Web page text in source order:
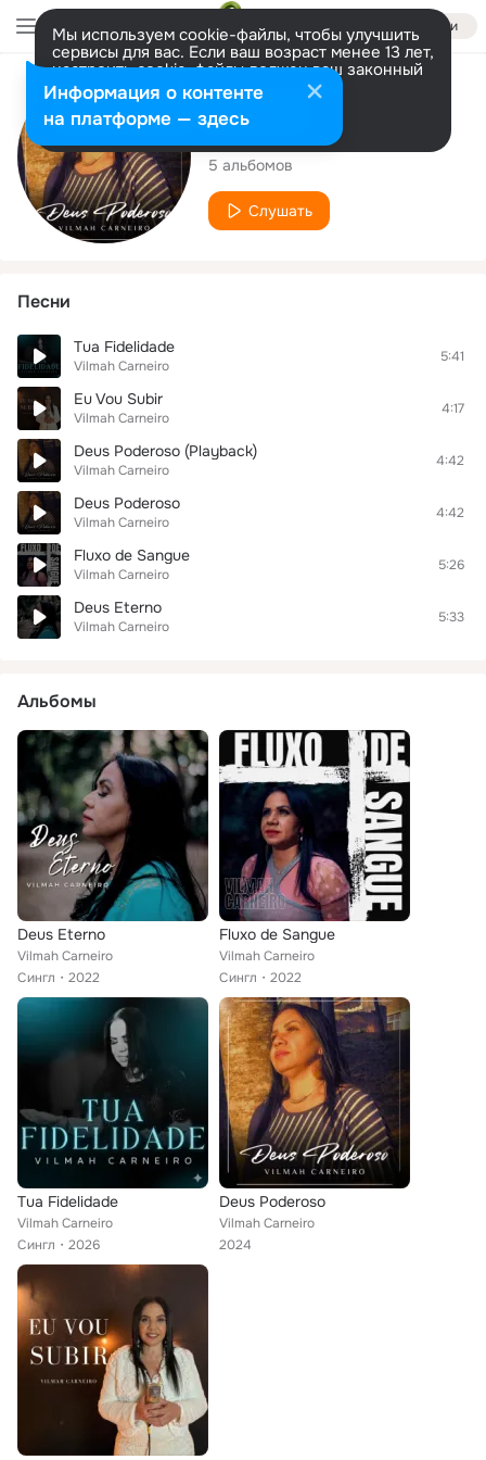
Войти
Мы используем cookie-файлы, чтобы улучшить
сервисы для вас. Если ваш возраст менее 13 лет,
настроить cookie-файлы должен ваш законный
представитель. Больше информации
Разрешить все Настроить
Исполнитель
Vilmah Carneiro
5 альбомов
Слушать
Песни
Tua Fidelidade
Vilmah Carneiro
5:41
Eu Vou Subir
Vilmah Carneiro
4:17
Deus Poderoso (Playback)
Vilmah Carneiro
4:42
Deus Poderoso
Vilmah Carneiro
4:42
Fluxo de Sangue
Vilmah Carneiro
5:26
Deus Eterno
Vilmah Carneiro
5:33
Альбомы
Deus Eterno
Vilmah Carneiro
Сингл
2022
Fluxo de Sangue
Vilmah Carneiro
Сингл
2022
Tua Fidelidade
Vilmah Carneiro
Сингл
2026
Deus Poderoso
Vilmah Carneiro
2024
Информация о контенте
на платформе — здесь